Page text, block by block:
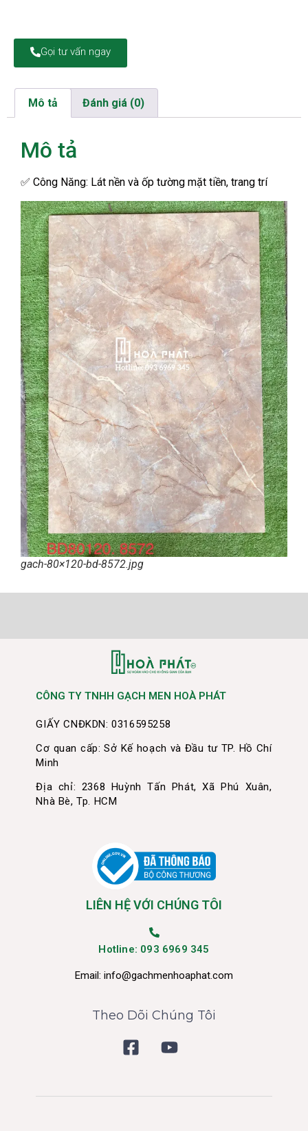
Gọi tư vấn ngay
Mô tả Đánh giá (0)
Mô tả
✅ Công Năng: Lát nền và ốp tường mặt tiền, trang trí
gach-80×120-bd-8572.jpg
CÔNG TY TNHH GẠCH MEN HOÀ PHÁT
GIẤY CNĐKDN: 0316595258
Cơ quan cấp: Sở Kế hoạch và Đầu tư TP. Hồ Chí
Minh
Địa chỉ: 2368 Huỳnh Tấn Phát, Xã Phú Xuân,
Nhà Bè, Tp. HCM
LIÊN HỆ VỚI CHÚNG TÔI
Hotline: 093 6969 345
Email: info@gachmenhoaphat.com
Theo Dõi Chúng Tôi